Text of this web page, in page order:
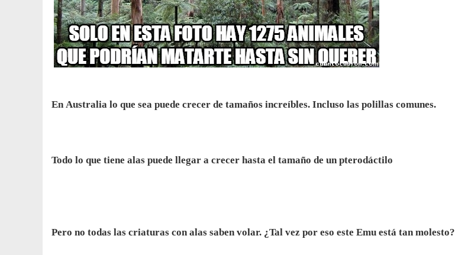
En Australia lo que sea puede crecer de tamaños increíbles. Incluso las polillas comunes.
Todo lo que tiene alas puede llegar a crecer hasta el tamaño de un pterodáctilo
Pero no todas las criaturas con alas saben volar. ¿Tal vez por eso este Emu está tan molesto?